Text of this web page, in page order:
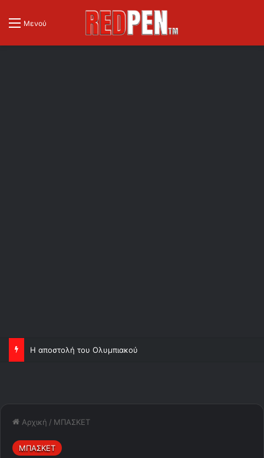
Μενού
Η αποστολή του Ολυμπιακού
Αρχική / ΜΠΑΣΚΕΤ
ΜΠΑΣΚΕΤ